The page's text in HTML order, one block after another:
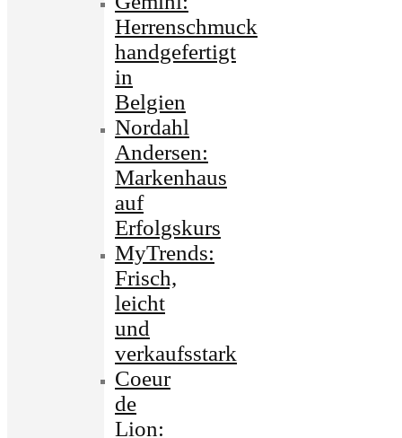
Herrenschmuck
handgefertigt
in
Belgien
Nordahl
Andersen:
Markenhaus
auf
Erfolgskurs
MyTrends:
Frisch,
leicht
und
verkaufsstark
Coeur
de
Lion: